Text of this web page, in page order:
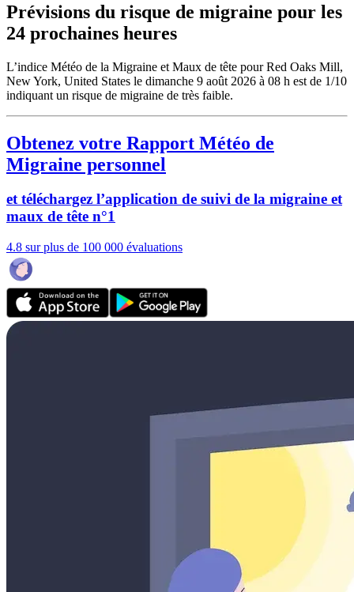
Prévisions du risque de migraine pour les
24 prochaines heures
L’indice Météo de la Migraine et Maux de tête pour Red Oaks Mill,
New York, United States le dimanche 9 août 2026 à 08 h est de 1/10
indiquant un risque de migraine de très faible.
Obtenez votre Rapport Météo de
Migraine personnel
et téléchargez l’application de suivi de la migraine et
maux de tête n°1
4.8 sur plus de 100 000 évaluations